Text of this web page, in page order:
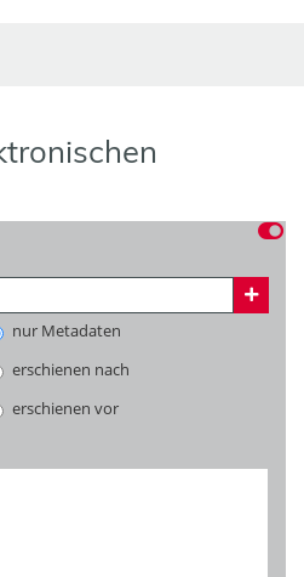
nur Metadaten
erschienen nach
erschienen vor